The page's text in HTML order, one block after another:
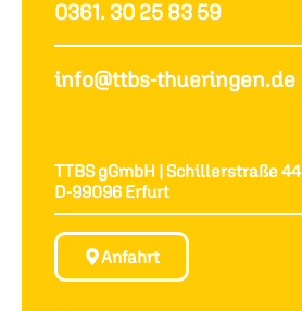
0361. 30 25 83 59
info@ttbs-thueringen.de
TTBS gGmbH | Schillerstraße 44
D-99096 Erfurt
Anfahrt